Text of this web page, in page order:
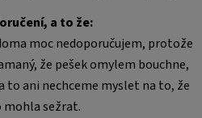
a to že:
moc nedoporučujem, protože
že pešek omylem bouchne,
ani nechceme myslet na to, že
mohla sežrat.